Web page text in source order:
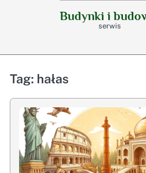
Budynki i
serwis
Tag: hałas